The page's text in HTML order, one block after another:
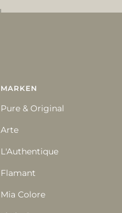
MARKEN
Pure & Original
Arte
L'Authentique
Flamant
Mia Colore